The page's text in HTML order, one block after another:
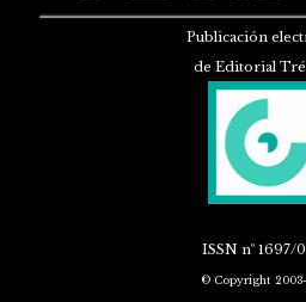
Publicación
de Editorial
ISSN nº 1697/
© Copyright